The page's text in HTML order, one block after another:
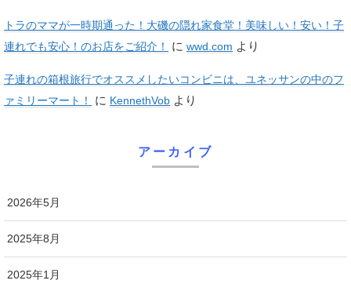
トラのママが一時期通った！大磯の隠れ家食堂！美味しい！安い！子
連れでも安心！のお店をご紹介！
に wwd.com より
子連れの箱根旅行でオススメしたいコンビニは、ユネッサンの中のフ
ァミリーマート！
に KennethVob より
アーカイブ
2026年5月
2025年8月
2025年1月